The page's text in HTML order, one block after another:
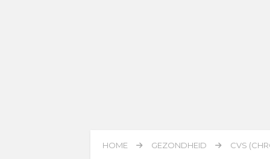
HOME GEZONDHEID CVS